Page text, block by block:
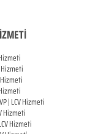
Hizmeti
Hizmeti
|LCV Hizmeti
Hizmeti
Hizmeti